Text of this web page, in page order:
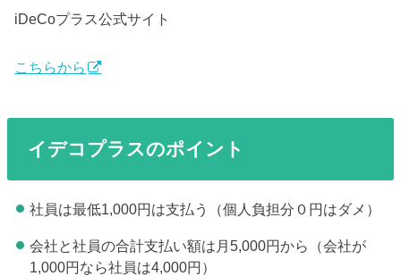
iDeCoプラス公式サイト
こちらから
イデコプラスのポイント
社員は最低1,000円は支払う（個人負担分０円はダメ）
会社と社員の合計支払い額は月5,000円から（会社が
1,000円なら社員は4,000円）